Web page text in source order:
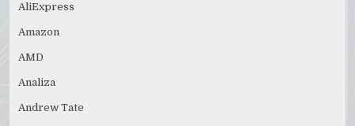
AliExpress
Amazon
AMD
Analiza
Andrew Tate